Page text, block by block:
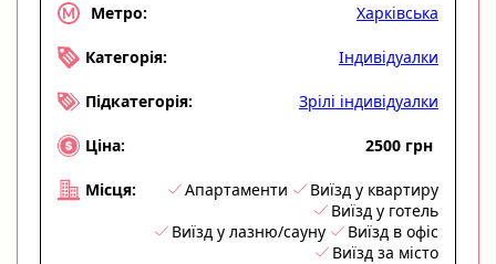
Метро: Харківська
Категорія: Індивідуалки
Підкатегорія: Зрілі індивідуалки
Ціна: 2500 грн
Місця: Апартаменти
Виїзд у квартиру
Виїзд у готель
Виїзд у лазню/сауну
Виїзд в офіс
Виїзд за місто